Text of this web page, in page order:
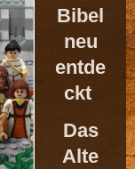
Bibel
neu
entde
ckt
Das
Alte